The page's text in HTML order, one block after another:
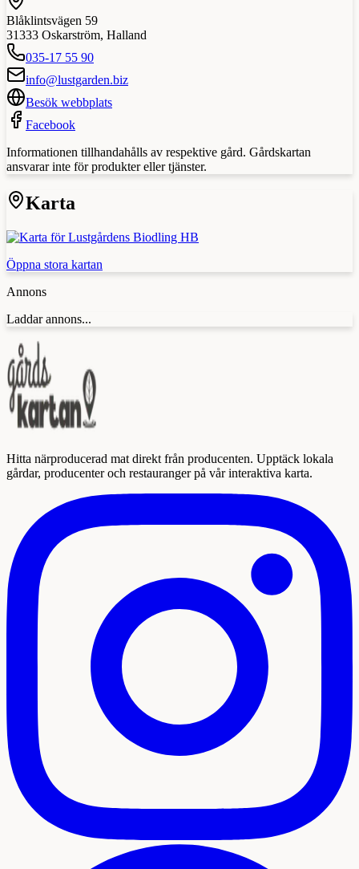
Blåklintsvägen 59
31333 Oskarström, Halland
035-17 55 90
info@lustgarden.biz
Besök webbplats
Facebook
Informationen tillhandahålls av respektive gård. Gårdskartan
ansvarar inte för produkter eller tjänster.
Karta
Öppna stora kartan
Annons
Laddar annons...
Hitta närproducerad mat direkt från producenten. Upptäck lokala
gårdar, producenter och restauranger på vår interaktiva karta.